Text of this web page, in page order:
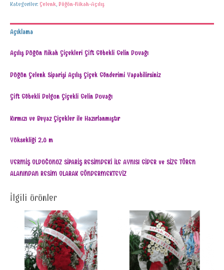
Kategoriler: Çelenk, Düğün-Nikah-Açılış
Açıklama
Açılış Düğün Nikah Çiçekleri Çift Göbekli Gelin Duvağı
Düğün Çelenk Siparişi Açılış Çiçek Gönderimi Yapabilirsiniz
Çift Göbekli Dolgun Çiçekli Gelin Duvağı
Kırmızı ve Beyaz Çiçekler ile Hazırlanmıştır
Yüksekliği 2,0 m
VERMİŞ OLDUĞUNUZ SİPARİŞ RESİMDEKİ İLE AYNISI GİDER ve SİZE TÖREN
ALANINDAN RESİM OLARAK GÖNDERMEKTEYİZ
İlgili ürünler